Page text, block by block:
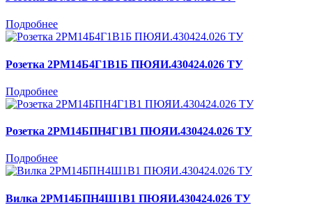
Подробнее
Розетка 2РМ14Б4Г1В1Б ПЮЯИ.430424.026 ТУ
Подробнее
Розетка 2РМ14БПН4Г1В1 ПЮЯИ.430424.026 ТУ
Подробнее
Вилка 2РМ14БПН4Ш1В1 ПЮЯИ.430424.026 ТУ